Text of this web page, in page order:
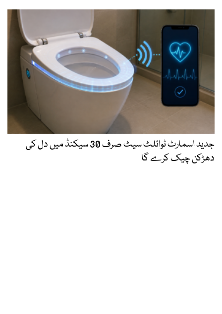
جدید اسمارٹ ٹوائلٹ سیٹ صرف 30 سیکنڈ میں دل کی
دھڑکن چیک کرے گا